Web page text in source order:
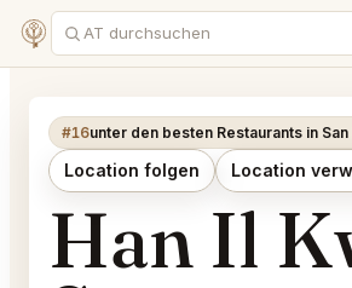
#16unter den besten Restaurants in
Location folgen Location
Han Il